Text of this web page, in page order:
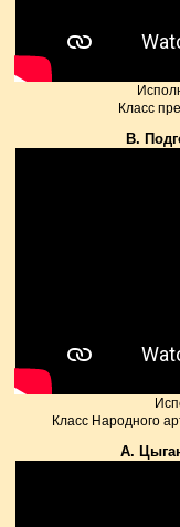
Класс
В.
Класс Народного
А.